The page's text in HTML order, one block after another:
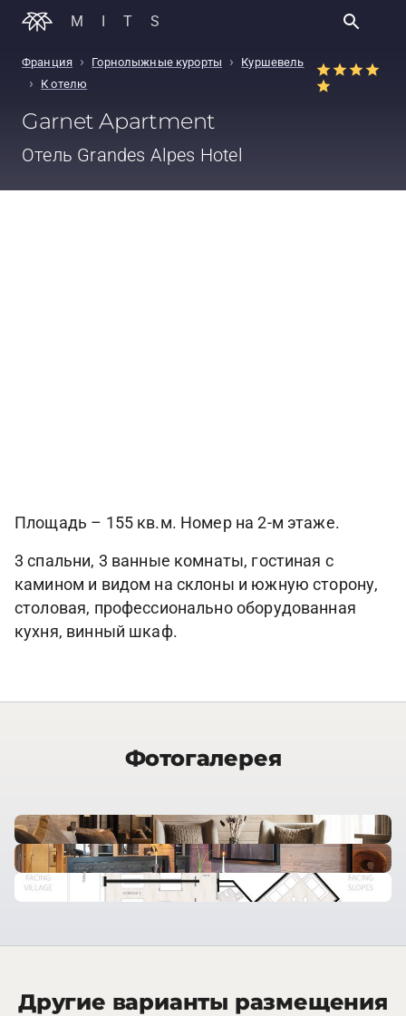
MITS
Франция › Горнолыжные курорты › Куршевель
› К отелю
Garnet Apartment
Отель Grandes Alpes Hotel
Площадь – 155 кв.м. Номер на 2-м этаже.
3 спальни, 3 ванные комнаты, гостиная с
камином и видом на склоны и южную сторону,
столовая, профессионально оборудованная
кухня, винный шкаф.
Фотогалерея
Другие варианты размещения